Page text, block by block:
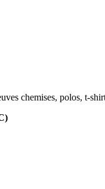
chemises, polos, t-